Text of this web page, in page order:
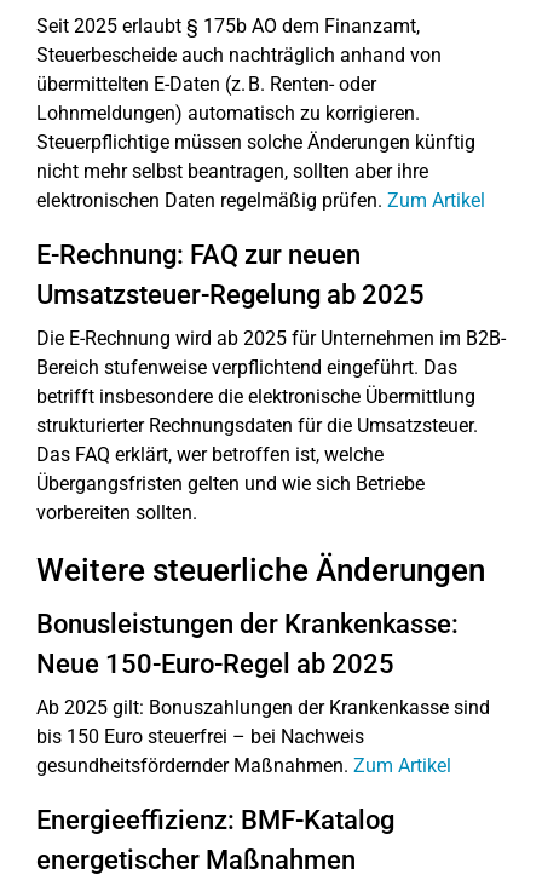
Seit 2025 erlaubt § 175b AO dem Finanzamt,
Steuerbescheide auch nachträglich anhand von
übermittelten E-Daten (z. B. Renten- oder
Lohnmeldungen) automatisch zu korrigieren.
Steuerpflichtige müssen solche Änderungen künftig
nicht mehr selbst beantragen, sollten aber ihre
elektronischen Daten regelmäßig prüfen. Zum Artikel
E-Rechnung: FAQ zur neuen
Umsatzsteuer-Regelung ab 2025
Die E-Rechnung wird ab 2025 für Unternehmen im B2B-
Bereich stufenweise verpflichtend eingeführt. Das
betrifft insbesondere die elektronische Übermittlung
strukturierter Rechnungsdaten für die Umsatzsteuer.
Das FAQ erklärt, wer betroffen ist, welche
Übergangsfristen gelten und wie sich Betriebe
vorbereiten sollten.
Weitere steuerliche Änderungen
Bonusleistungen der Krankenkasse:
Neue 150-Euro-Regel ab 2025
Ab 2025 gilt: Bonuszahlungen der Krankenkasse sind
bis 150 Euro steuerfrei – bei Nachweis
gesundheitsfördernder Maßnahmen. Zum Artikel
Energieeffizienz: BMF-Katalog
energetischer Maßnahmen